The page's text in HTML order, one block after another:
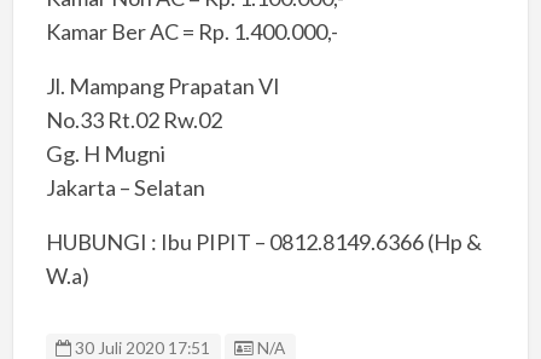
Kamar Ber AC = Rp. 1.400.000,-
Jl. Mampang Prapatan VI
No.33 Rt.02 Rw.02
Gg. H Mugni
Jakarta – Selatan
HUBUNGI : Ibu PIPIT – 0812.8149.6366 (Hp &
W.a)
30 Juli 2020 17:51 Listing ID
N/A